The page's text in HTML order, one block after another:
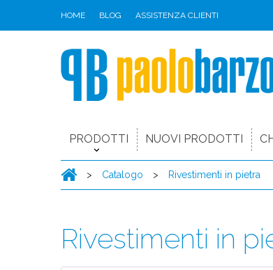
HOME BLOG ASSISTENZA CLIENTI
PRODOTTI NUOVI PRODOTTI
> Catalogo > Rivestimenti in pietra
Rivestimenti in